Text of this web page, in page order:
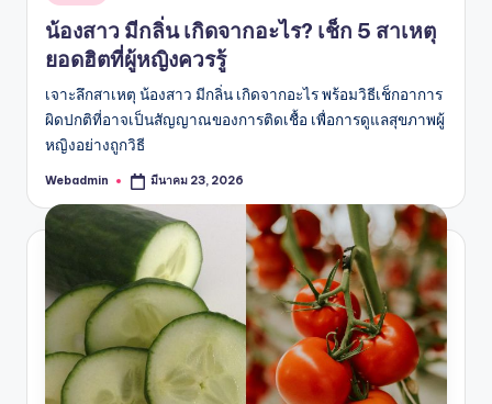
in
น้องสาว มีกลิ่น เกิดจากอะไร? เช็ก 5 สาเหตุ
ยอดฮิตที่ผู้หญิงควรรู้
เจาะลึกสาเหตุ น้องสาว มีกลิ่น เกิดจากอะไร พร้อมวิธีเช็กอาการ
ผิดปกติที่อาจเป็นสัญญาณของการติดเชื้อ เพื่อการดูแลสุขภาพผู้
หญิงอย่างถูกวิธี
Posted
Webadmin มีนาคม 23, 2026